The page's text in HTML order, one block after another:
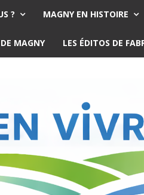
? MAGNY EN HISTOIRE
MAGNY LES ÉDITOS DE